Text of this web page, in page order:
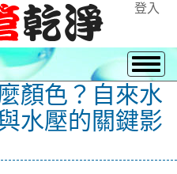
登入
顏色？自來水
水壓的關鍵影